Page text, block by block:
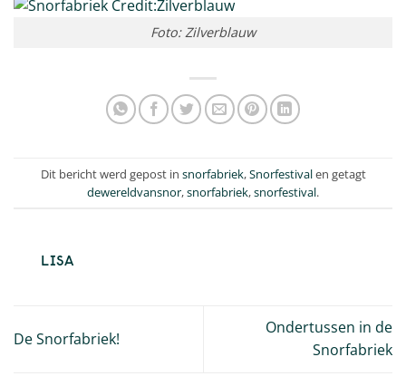
Foto: Zilverblauw
Dit bericht werd gepost in snorfabriek,Snorfestivalen getagt
dewereldvansnor,snorfabriek,snorfestival.
LISA
De Snorfabriek!
Ondertussen in de
Snorfabriek